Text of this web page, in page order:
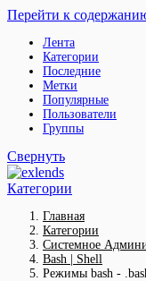
Перейти к
Лента
Категории
Последние
Метки
Популярные
Пользователи
Группы
Свернуть
Категории
Главная
Категории
Системное
Bash | Shell
Режимы bash -